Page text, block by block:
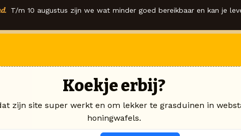
T/m 10 augustus zijn we wat minder goed bereikbaar en kan je
Koekje erbij?
zijn site super werkt en om lekker te grasduinen in
honingwafels.